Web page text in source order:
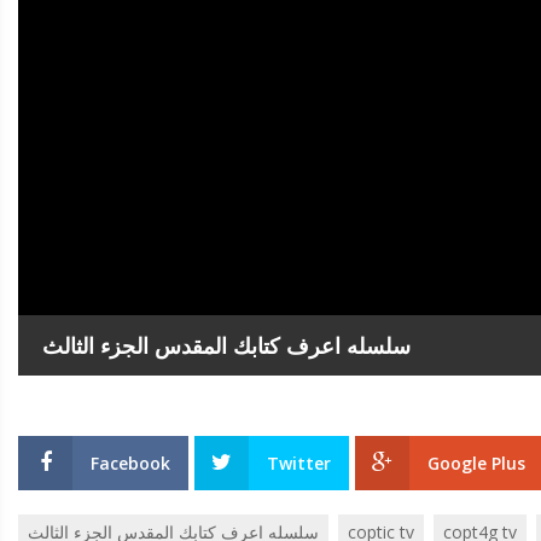
سلسله اعرف كتابك المقدس الجزء الثالث
Facebook Twitter Google Plus
سلسله اعرف كتابك المقدس الجزء الثالث coptic tv copt4g tv